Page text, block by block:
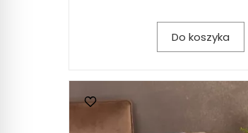
Do koszyka